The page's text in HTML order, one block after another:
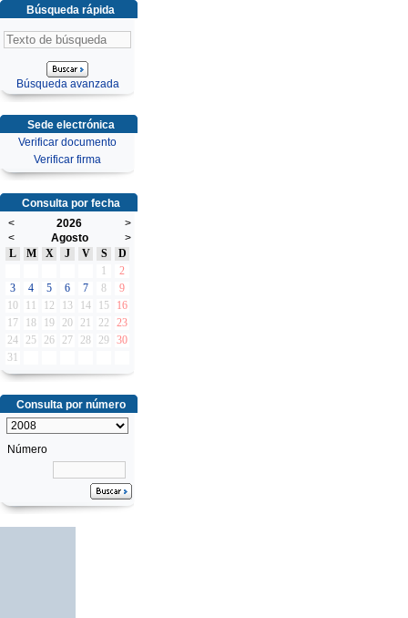
Búsqueda rápida
Búsqueda avanzada
Sede electrónica
Verificar documento
Verificar firma
Consulta por fecha
<
2026
>
<
Agosto
>
L
M X J V S
D
1
2
3
4 5 6 7 8
9
10
11 12 13 14 15
16
17
18 19 20 21 22
23
24
25 26 27 28 29 30
31
Consulta por número
Número